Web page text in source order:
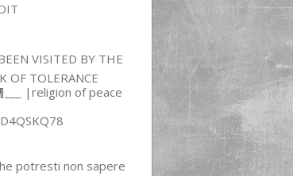
VISITED BY THE
OF TOLERANCE
|religion of peace
potresti non sapere